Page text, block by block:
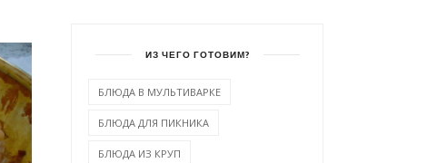
ИЗ ЧЕГО ГОТОВИМ?
БЛЮДА В МУЛЬТИВАРКЕ
БЛЮДА ДЛЯ ПИКНИКА
БЛЮДА ИЗ КРУП